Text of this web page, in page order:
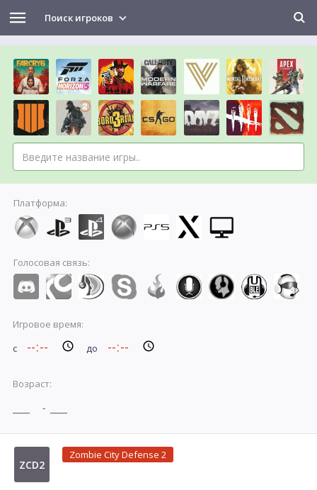
Поиск игроков
Платформа:
Голосовая связь:
Игровое время:
с
до
Возраст:
-
ZCD2
Zombie City Defense 2